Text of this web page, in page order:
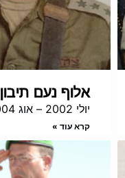
אלוף נעם תיבון
יולי 2002 – אוג 2004
קרא עוד »